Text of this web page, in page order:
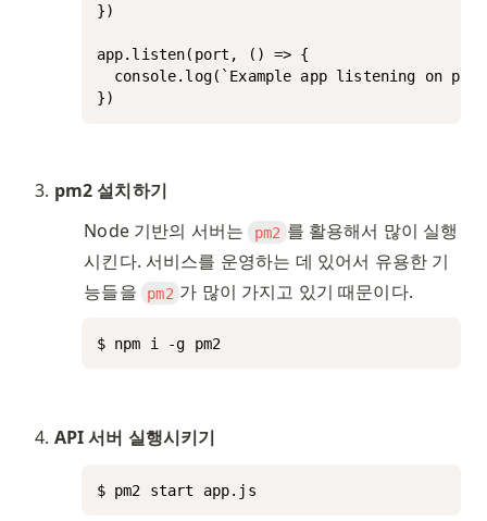
})
app.listen(port, () => {
console.log(`Example app listening on
})
pm2 설치하기
Node 기반의 서버는
pm2 를 활용해서 많이 실행
시킨다. 서비스를 운영하는 데 있어서 유용한 기
능들을
pm2 가 많이 가지고 있기 때문이다.
$ npm i -g pm2
API 서버 실행시키기
$ pm2 start app.js